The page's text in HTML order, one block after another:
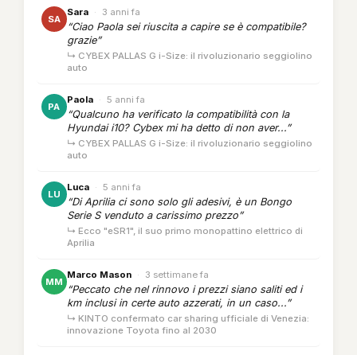
SA
Sara · 3 anni fa
“Ciao Paola sei riuscita a capire se è compatibile?
grazie”
↳ CYBEX PALLAS G i-Size: il rivoluzionario seggiolino
auto
PA
Paola · 5 anni fa
“Qualcuno ha verificato la compatibilità con la
Hyundai i10? Cybex mi ha detto di non aver...”
↳ CYBEX PALLAS G i-Size: il rivoluzionario seggiolino
auto
LU
Luca · 5 anni fa
“Di Aprilia ci sono solo gli adesivi, è un Bongo
Serie S venduto a carissimo prezzo”
↳ Ecco "eSR1", il suo primo monopattino elettrico di
Aprilia
MM
Marco Mason · 3 settimane fa
“Peccato che nel rinnovo i prezzi siano saliti ed i
km inclusi in certe auto azzerati, in un caso...”
↳ KINTO confermato car sharing ufficiale di Venezia:
innovazione Toyota fino al 2030